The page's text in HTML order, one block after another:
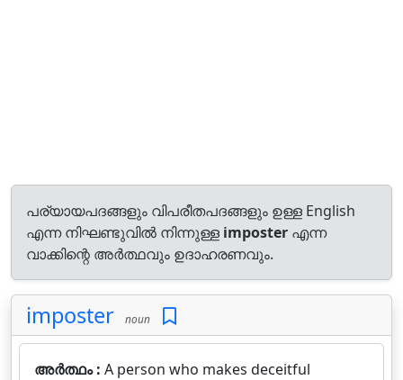
പര്യായപദങ്ങളും വിപരീതപദങ്ങളും ഉള്ള English
എന്ന നിഘണ്ടുവിൽ നിന്നുള്ള imposter എന്ന
വാക്കിന്റെ അർത്ഥവും ഉദാഹരണവും.
imposter noun
അർത്ഥം : A person who makes deceitful